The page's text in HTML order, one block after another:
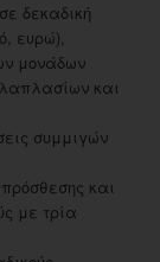
δεκαδική
ευρώ),
μονάδων
και
συμμιγών
πρόσθεσης και
με τρία